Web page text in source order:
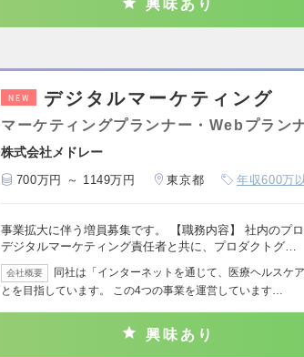
興味あり
NEW デジタルマーケティング
マーケティングプランナー・Webプラン
株式会社メドレー
700万円 ～ 1149万円 東京都 年収600万
事業拡大に伴う増員募集です。 【職務内容】 社内のプ
デジタルマーケティング責任者と共に、プロダクトグ…
会社概要
同社は「インターネットを通じて、医療ヘルスケ
とを目指しています。 この4つの事業を運営しています…
興味あり